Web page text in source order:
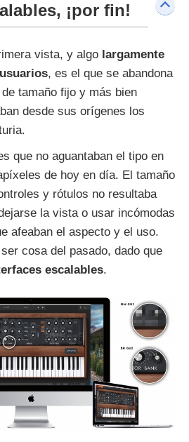
¡por fin!
vista, y algo largamente
, es el que se abandona
tamaño fijo y más bien
desde sus orígenes los
que no aguantaban el tipo en
de hoy en día. El tamaño
y rótulos no resultaba
la vista o usar incómodas
afeaban el aspecto y el uso.
cosa del pasado, dado que
escalables.